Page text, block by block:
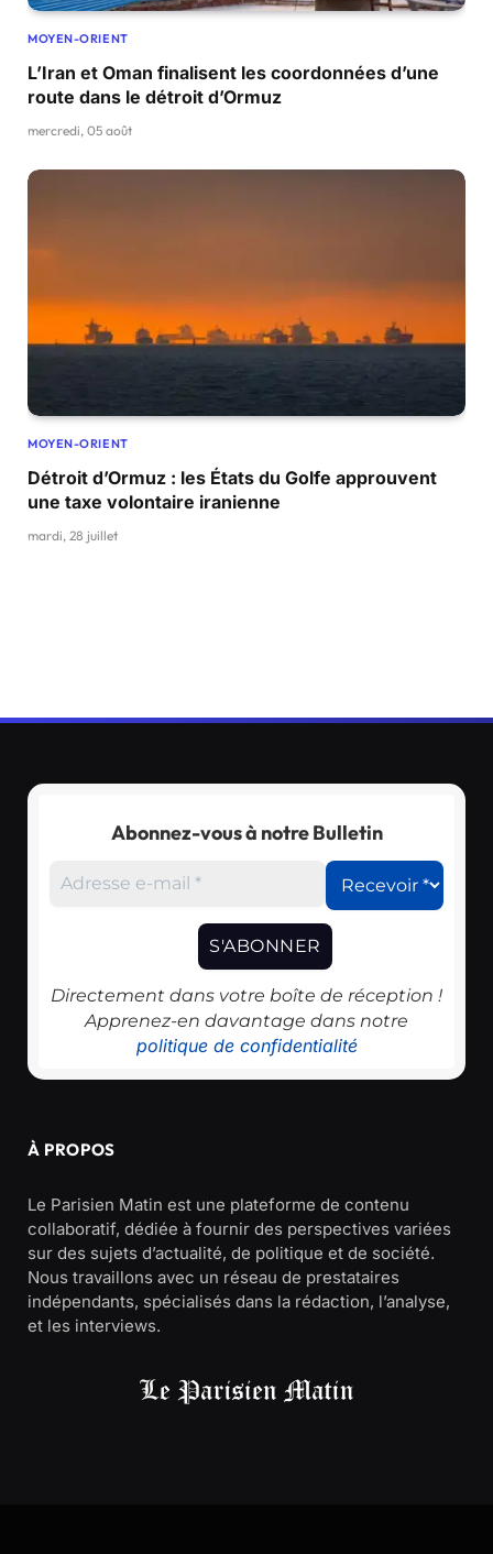
MOYEN-ORIENT
L’Iran et Oman finalisent les coordonnées d’une
route dans le détroit d’Ormuz
mercredi, 05 août
MOYEN-ORIENT
Détroit d’Ormuz : les États du Golfe approuvent
une taxe volontaire iranienne
mardi, 28 juillet
Abonnez-vous à notre Bulletin
Directement dans votre boîte de réception !
Apprenez-en davantage dans notre
politique de confidentialité
À PROPOS
Le Parisien Matin est une plateforme de contenu
collaboratif, dédiée à fournir des perspectives variées
sur des sujets d’actualité, de politique et de société.
Nous travaillons avec un réseau de prestataires
indépendants, spécialisés dans la rédaction, l’analyse,
et les interviews.